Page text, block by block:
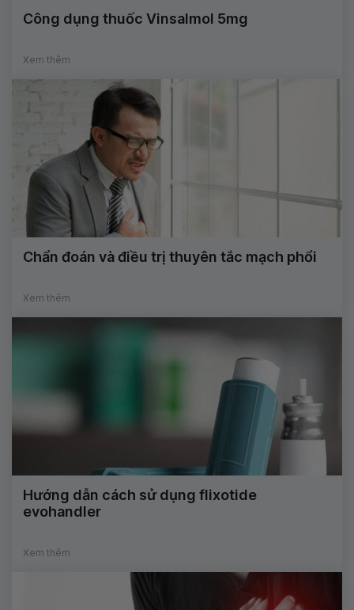
Công dụng thuốc Vinsalmol 5mg
Xem thêm
Chẩn đoán và điều trị thuyên tắc mạch phổi
Xem thêm
Hướng dẫn cách sử dụng flixotide
evohandler
Xem thêm